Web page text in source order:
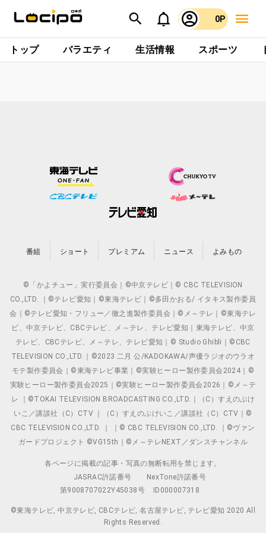
0P
トップ バラエティ 生活情報 スポーツ
番組 ショート プレミアム ニュース よみもの
©「かよチュー」実行委員会｜©中京テレビ｜© CBC TELEVISION
CO.,LTD. ｜©テレビ愛知｜©東海テレビ｜©多田かおる/ イタキス製作委員
会｜©テレビ愛知・フリュー／徹之進製作委員会｜©メ～テレ｜©東海テレ
ビ、中京テレビ、CBCテレビ、メ～テレ、テレビ愛知｜東海テレビ、中京
テレビ、CBCテレビ、メ～テレ、テレビ愛知｜© Studio Ghibli｜©CBC
TELEVISION CO.,LTD.｜©2023 二月 公/KADOKAWA/声優ラジオのウラオ
モテ製作委員会｜©東海テレビ事業｜©実験ヒーロー製作委員会2024｜©
実験ヒーロー製作委員会2025｜©実験ヒーロー製作委員会2026｜©メ～テ
レ ｜©TOKAI TELEVISION BROADCASTING CO.,LTD.｜（C）すえのぶけ
いこ／講談社（C）CTV ｜（C）すえのぶけいこ／講談社（C）CTV｜©
CBC TELEVISION CO.,LTD. ｜ ｜© CBC TELEVISION CO.,LTD. ｜©ヴァン
ガードプロジェクト ©VG15th｜©メ～テレNEXT／ダンスチャンネル
各ページに掲載の記事・写真の無断転用を禁じます。
JASRAC許諾番号
NexTone許諾番号
第9008707022Y45038号
ID000007318
©東海テレビ, 中京テレビ, CBCテレビ, 名古屋テレビ, テレビ愛知 2020 All
Rights Reserved.